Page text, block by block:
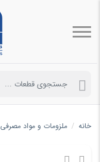
خانه / ملزومات و مواد مصرفی